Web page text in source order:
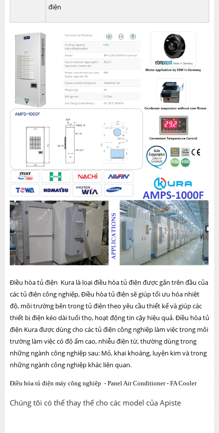
điện
Điều hòa tủ điện Kura là loại điều hòa tủ điện được gắn trên đầu của
các tủ điện công nghiệp, Điều hòa tủ điện sẽ giúp tối ưu hóa nhiệt
độ, môi trường bên trong tủ điện theo yêu cầu thiết kế và giúp các
thiết bị điện kéo dài tuổi thọ, hoạt động tin cậy hiệu quả. Điều hòa tủ
điện Kura được dùng cho các tủ điện công nghiệp làm việc trong môi
trường làm việc có độ ẩm cao, nhiễu điện từ, thường dùng trong
những ngành công nghiệp sau: Mỏ, khai khoáng, luyện kim và trong
những ngành công nghiệp khác liên quan.
Điều hòa tủ điện máy công nghiệp - Panel Air Conditioner - FA Cooler
Chúng tôi có thể thay thế cho các model của Apiste